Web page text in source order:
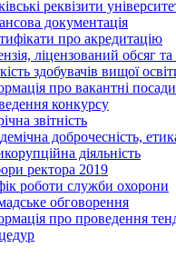
реквізити
документація
про акредитацію
ліцензований обсяг
здобувачів вищої
про вакантні
конкурсу
звітність
доброчесність,
діяльність
ректора 2019
роботи служби охорони
обговорення
про проведення